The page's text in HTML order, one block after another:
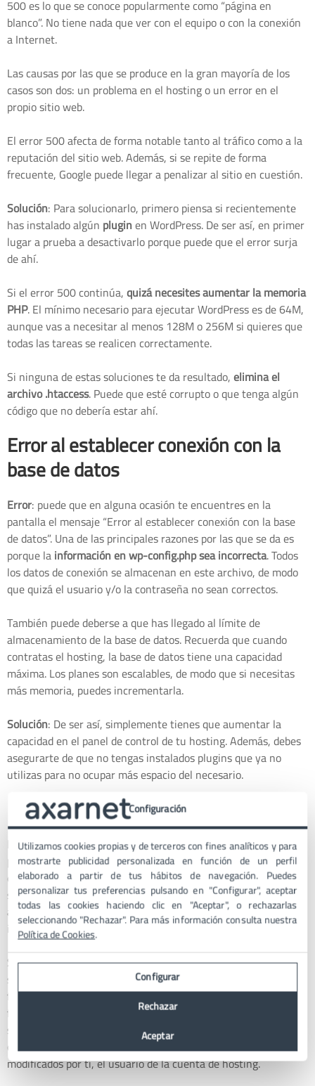
500 es lo que se conoce popularmente como “página en
blanco”. No tiene nada que ver con el equipo o con la conexión
a Internet.
Las causas por las que se produce en la gran mayoría de los
casos son dos: un problema en el hosting o un error en el
propio sitio web.
El error 500 afecta de forma notable tanto al tráfico como a la
reputación del sitio web. Además, si se repite de forma
frecuente, Google puede llegar a penalizar al sitio en cuestión.
Solución: Para solucionarlo, primero piensa si recientemente
has instalado algún pluginen WordPress. De ser así, en primer
lugar a prueba a desactivarlo porque puede que el error surja
de ahí.
Si el error 500 continúa,quizá necesites aumentar la memoria
PHP. El mínimo necesario para ejecutar WordPress es de 64M,
aunque vas a necesitar al menos 128M o 256M si quieres que
todas las tareas se realicen correctamente.
Si ninguna de estas soluciones te da resultado,elimina el
archivo .htaccess. Puede que esté corrupto o que tenga algún
código que no debería estar ahí.
Error al establecer conexión con la
base de datos
Error: puede que en alguna ocasión te encuentres en la
pantalla el mensaje “Error al establecer conexión con la base
de datos”. Una de las principales razones por las que se da es
porque lainformación en wp-config.php sea incorrecta. Todos
los datos de conexión se almacenan en este archivo, de modo
que quizá el usuario y/o la contraseña no sean correctos.
También puede deberse a que has llegado al límite de
almacenamiento de la base de datos. Recuerda que cuando
contratas el hosting, la base de datos tiene una capacidad
máxima. Los planes son escalables, de modo que si necesitas
más memoria, puedes incrementarla.
Solución: De ser así, simplemente tienes que aumentar la
capacidad en el panel de control de tu hosting. Además, debes
asegurarte de que no tengas instalados plugins que ya no
utilizas para no ocupar más espacio del necesario.
Error 403
Error: el “Error 403” se da cuandoel sitio web no tiene los
permisos correctos. Se puede dar por un amplio abanico de
causas, como por ejemplo tras la restauración de una copia de
seguridad de tu sitio WordPress o por la instalación o
actualización de un plugin que presenta alguna
incompatibilidad.
Solución: para solucionar el error 403, lo primero que debes
saber para que el sitio web desarrollado con WordPress
funcione de manera correcta es indispensable que todos los
ficheros de la instalación cuenten con
significa que los ficheros o carpetas pueden ser leídos por
cualquier usuario, aunque únicamente pueden ser editados o
modificados por tí, el usuario de la cuenta de hosting.
Configuración
Utilizamos cookies propias y de terceros con fines analíticos y para
mostrarte publicidad personalizada en función de un perfil
elaborado a partir de tus hábitos de navegación. Puedes
personalizar tus preferencias pulsando en "Configurar", aceptar
todas las cookies haciendo clic en "Aceptar", o rechazarlas
seleccionando "Rechazar". Para más información consulta nuestra
Política de Cookies.
Configurar
Rechazar
Aceptar